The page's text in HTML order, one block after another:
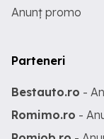
Anunț promo
Parteneri
Bestauto.ro -
Romimo.ro -